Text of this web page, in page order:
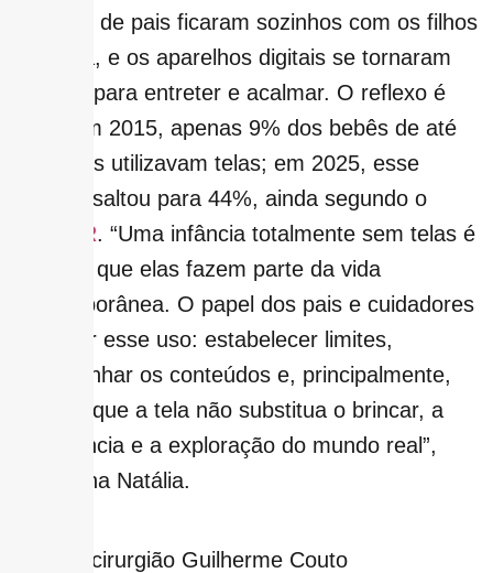
milhares de pais ficaram sozinhos com os filhos
em casa, e os aparelhos digitais se tornaram
‘aliados’ para entreter e acalmar. O reflexo é
claro: em 2015, apenas 9% dos bebês de até
dois anos utilizavam telas; em 2025, esse
número saltou para 44%, ainda segundo o
Cetic.BR. “Uma infância totalmente sem telas é
difícil, já que elas fazem parte da vida
contemporânea. O papel dos pais e cuidadores
é mediar esse uso: estabelecer limites,
acompanhar os conteúdos e, principalmente,
garantir que a tela não substitua o brincar, a
convivência e a exploração do mundo real”,
aconselha Natália.
O neurocirurgião Guilherme Couto